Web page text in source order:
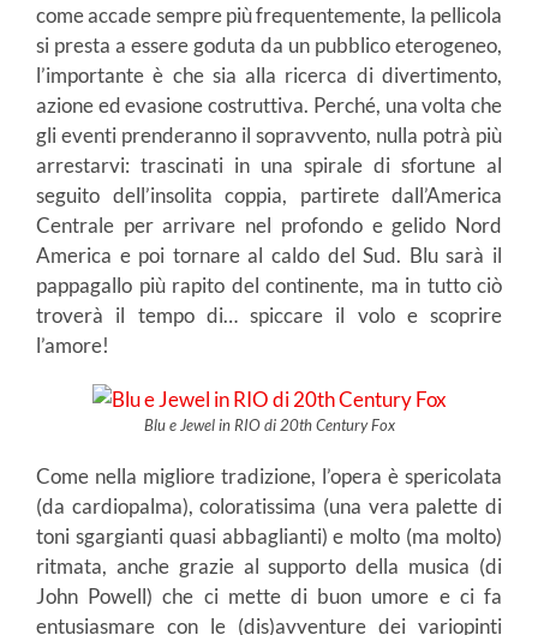
come accade sempre più frequentemente, la pellicola
si presta a essere goduta da un pubblico eterogeneo,
l’importante è che sia alla ricerca di divertimento,
azione ed evasione costruttiva. Perché, una volta che
gli eventi prenderanno il sopravvento, nulla potrà più
arrestarvi: trascinati in una spirale di sfortune al
seguito dell’insolita coppia, partirete dall’America
Centrale per arrivare nel profondo e gelido Nord
America e poi tornare al caldo del Sud. Blu sarà il
pappagallo più rapito del continente, ma in tutto ciò
troverà il tempo di… spiccare il volo e scoprire
l’amore!
Blu e Jewel in RIO di 20th Century Fox
Come nella migliore tradizione, l’opera è spericolata
(da cardiopalma), coloratissima (una vera palette di
toni sgargianti quasi abbaglianti) e molto (ma molto)
ritmata, anche grazie al supporto della musica (di
John Powell) che ci mette di buon umore e ci fa
entusiasmare con le (dis)avventure dei variopinti